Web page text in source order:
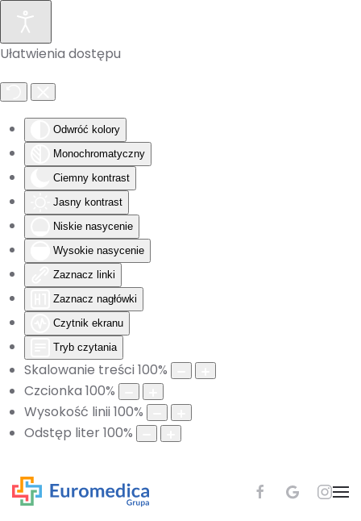
Ułatwienia dostępu
Odwróć kolory
Monochromatyczny
Ciemny kontrast
Jasny kontrast
Niskie nasycenie
Wysokie nasycenie
Zaznacz linki
Zaznacz nagłówki
Czytnik ekranu
Tryb czytania
Skalowanie treści 100%
Czcionka 100%
Wysokość linii 100%
Odstęp liter100%
Skip to main content